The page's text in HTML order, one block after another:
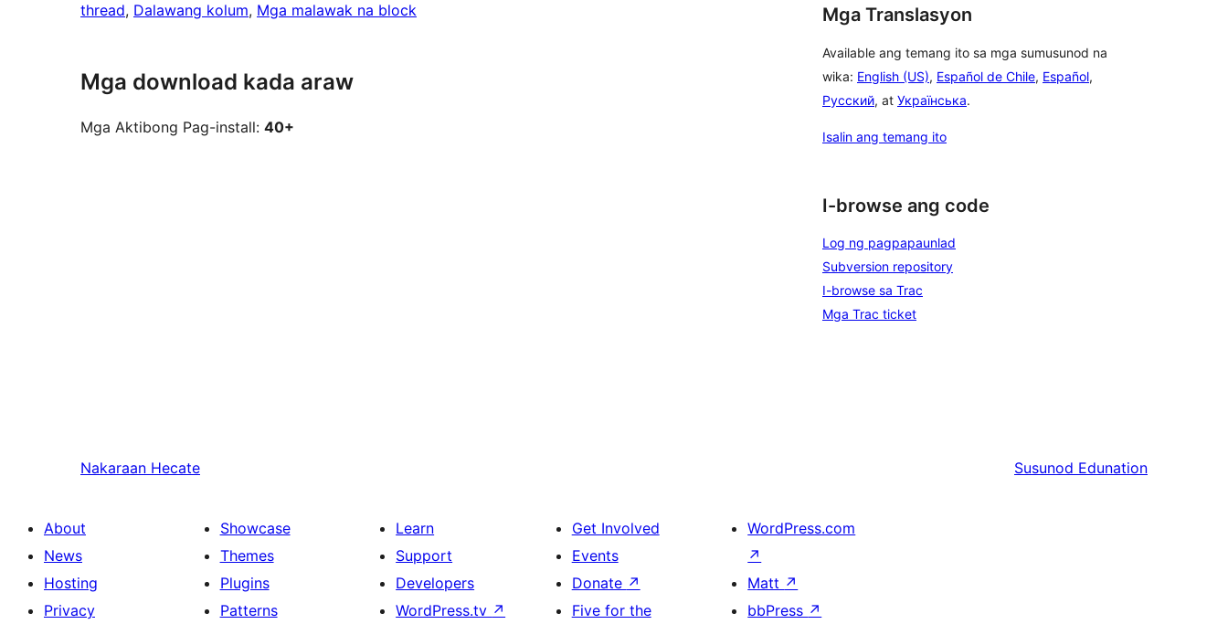
thread, Dalawang kolum, Mga malawak na block
Mga download kada araw
Mga Aktibong Pag-install: 40+
Mga Translasyon
Available ang temang ito sa mga sumusunod na
wika: English (US), Español de Chile, Español,
Русский, at Українська.
Isalin ang temang ito
I-browse ang code
Log ng pagpapaunlad
Subversion repository
I-browse sa Trac
Mga Trac ticket
Nakaraan Hecate Susunod Edunation
About
News
Hosting
Privacy
Showcase
Themes
Plugins
Patterns
Learn
Support
Developers
WordPress.tv ↗
Get Involved
Events
Donate ↗
Five for the
WordPress.com
↗
Matt ↗
bbPress ↗